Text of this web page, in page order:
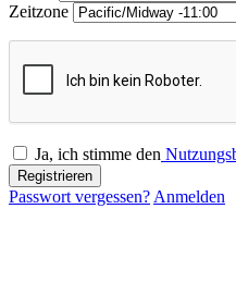
Zeitzone
Ja, ich stimme den
Registrieren
Passwort vergessen? Anmelden